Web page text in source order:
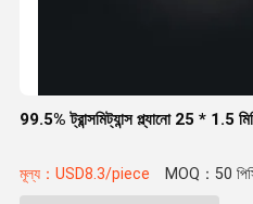
99.5% ট্রান্সমিট্যান্স প্ল্যানো 25 * 1.5
মূল্য：USD8.3/piece MOQ：50